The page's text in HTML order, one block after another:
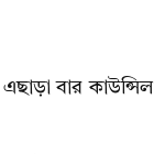
বার কাউন্সিল